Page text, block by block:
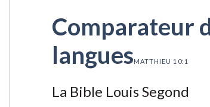
Comparateur
languesMATTHIEU 10:1
La Bible Louis Segond